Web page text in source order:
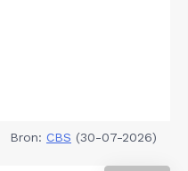
Bron: CBS (30-07-2026)